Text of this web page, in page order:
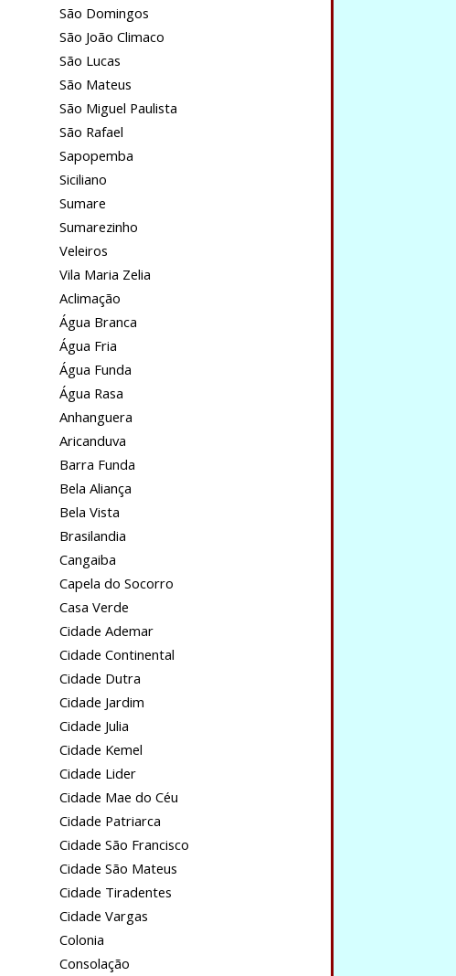
São Domingos
São João Climaco
São Lucas
São Mateus
São Miguel Paulista
São Rafael
Sapopemba
Siciliano
Sumare
Sumarezinho
Veleiros
Vila Maria Zelia
Aclimação
Água Branca
Água Fria
Água Funda
Água Rasa
Anhanguera
Aricanduva
Barra Funda
Bela Aliança
Bela Vista
Brasilandia
Cangaiba
Capela do Socorro
Casa Verde
Cidade Ademar
Cidade Continental
Cidade Dutra
Cidade Jardim
Cidade Julia
Cidade Kemel
Cidade Lider
Cidade Mae do Céu
Cidade Patriarca
Cidade São Francisco
Cidade São Mateus
Cidade Tiradentes
Cidade Vargas
Colonia
Consolação